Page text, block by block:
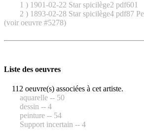
1 ) 1901-02-22 Star spicilège2 pdf601
2 ) 1893-02-28 Star spicilège4 pdf87
(voir oeuvre #5278)
Liste des oeuvres
112 oeuvre(s) associées à cet artiste.
aquarelle -- 50
dessin -- 4
peinture -- 54
Support incertain -- 4